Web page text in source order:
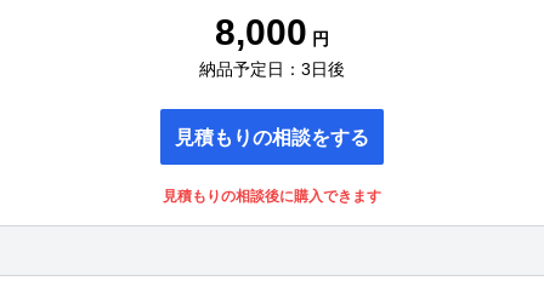
8,000 円
納品予定日：3日後
見積もりの相談をする
見積もりの相談後に購入できます